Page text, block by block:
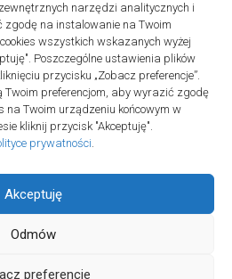
narzędzi analitycznych i
na instalowanie na Twoim
wszystkich wskazanych wyżej
Poszczególne ustawienia plików
przycisku „Zobacz preferencje”.
preferencjom, aby wyrazić zgodę
na Twoim urządzeniu końcowym w
kliknij przycisk "Akceptuję".
prywatności.
Akceptuję
Odmów
preferencje
przedsiębiorca–biuro
do salonu: jak porównać ją z